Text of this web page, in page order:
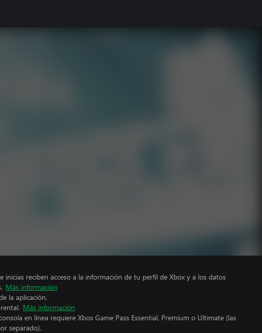
inicias reciben acceso a la información de tu perfil de Xbox y a los datos
Más información
la aplicación.
Más información
en línea requiere Xbox Game Pass Essential, Premium o Ultimate (las
separado).